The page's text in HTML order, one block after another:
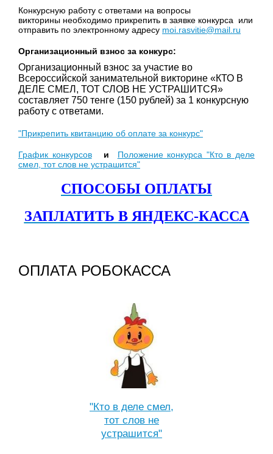
Конкурсную работу с ответами на вопросы
викторины необходимо прикрепить в заявке конкурса или
отправить по электронному адресу moi.rasvitie@mail.ru
Организационный взнос за конкурс:
Организационный взнос за участие во
Всероссийской занимательной викторине «КТО В
ДЕЛЕ СМЕЛ, ТОТ СЛОВ НЕ УСТРАШИТСЯ»
составляет 750 тенге (150 рублей) за 1 конкурсную
работу с ответами.
"Прикрепить квитанцию об оплате за конкурс"
График конкурсов и
Положение конкурса "Кто в деле
смел, тот слов не устрашится"
СПОСОБЫ ОПЛАТЫ
ЗАПЛАТИТЬ В ЯНДЕКС-КАССА
ОПЛАТА РОБОКАССА
"Кто в деле смел,
тот слов не
устрашится"